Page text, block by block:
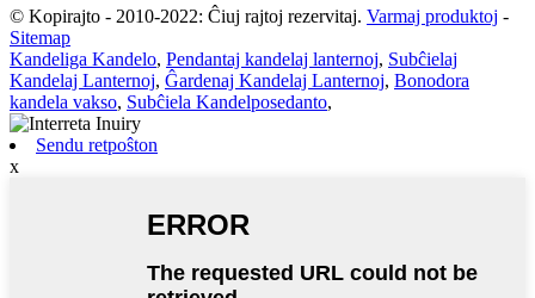
© Kopirajto - 2010-2022: Ĉiuj rajtoj rezervitaj. Varmaj produktoj -
Sitemap
Kandeliga Kandelo, Pendantaj kandelaj lanternoj, Subĉielaj
Kandelaj Lanternoj, Ĝardenaj Kandelaj Lanternoj, Bonodora
kandela vakso, Subĉiela Kandelposedanto,
Sendu retpoŝton
x